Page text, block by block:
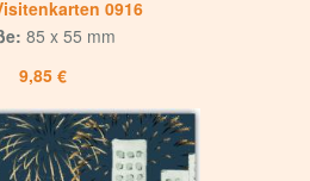
0916
9,85 €
85 x 55 mm